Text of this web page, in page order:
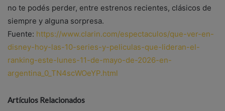
no te podés perder, entre estrenos recientes, clásicos de
siempre y alguna sorpresa.
Fuente: https://www.clarin.com/espectaculos/que-ver-en-
disney-hoy-las-10-series-y-peliculas-que-lideran-el-
ranking-este-lunes-11-de-mayo-de-2026-en-
argentina_0_TN4scWOeYP.html
Artículos Relacionados